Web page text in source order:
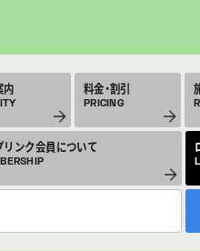
内 料金・割引
PRICING
リンク会員について